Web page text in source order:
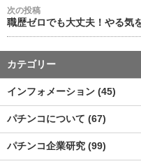
次の投稿
職歴ゼロでも大丈夫！やる気
カテゴリー
インフォメーション (45)
パチンコについて (67)
パチンコ企業研究 (99)